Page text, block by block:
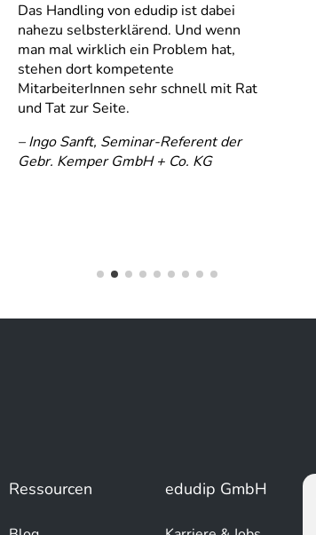
Das Handling von edudip ist dabei
nahezu selbsterklärend. Und wenn
man mal wirklich ein Problem hat,
stehen dort kompetente
MitarbeiterInnen sehr schnell mit Rat
und Tat zur Seite.
– Ingo Sanft, Seminar-Referent der
Gebr. Kemper GmbH + Co. KG
Ressourcen edudip GmbH